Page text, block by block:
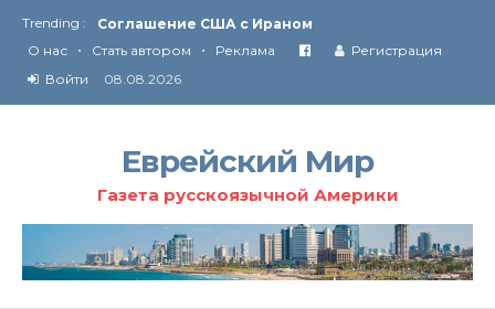
Trending :
Соглашение США с Ираном
Технология Революции в Иране
О нас • Стать автором • Реклама
Регистрация
Войти
08.08.2026
Еврейский Мир
Газета русскоязычной Америки